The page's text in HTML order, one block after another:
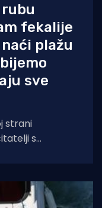
rubu
fekalije
plažu
sve
strani
s